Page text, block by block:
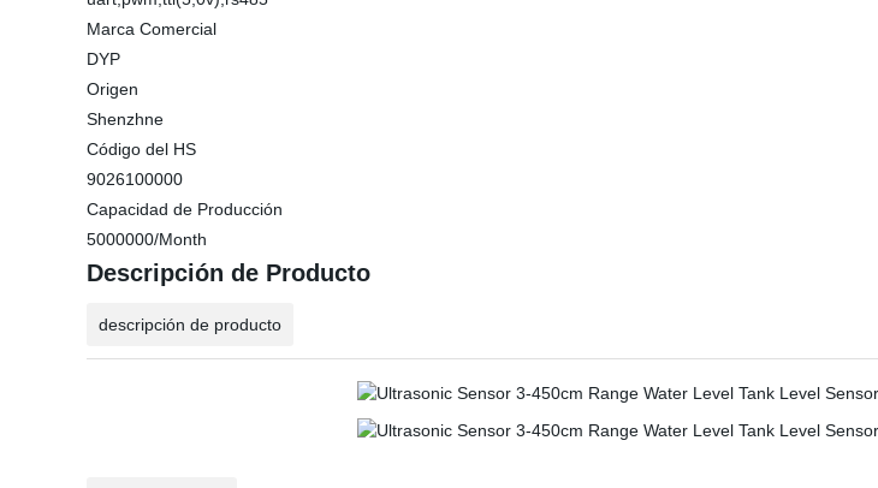
Marca Comercial
DYP
Origen
Shenzhne
Código del HS
9026100000
Capacidad de Producción
5000000/Month
Descripción de Producto
descripción de producto